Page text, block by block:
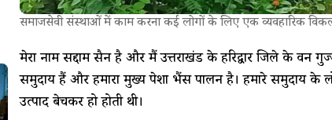
समाजसेवी संस्थाओं में काम करना कई लोगों के लिए एक व्यवहारिक
मेरा नाम सद्दाम हुसैन है और मैं उत्तराखंड के हरिद्वार जिले के
समुदाय हैं और हमारा मुख्य पेशा भैंस पालन है। हमारे समुदाय
उत्पाद बेचकर हो होती थी।